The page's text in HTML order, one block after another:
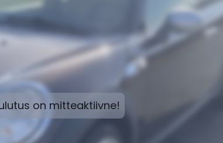
on mitteaktiivne!